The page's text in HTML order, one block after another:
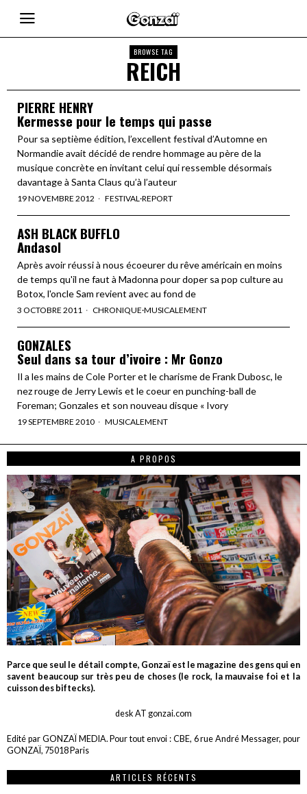
BROWSE TAG
REICH
PIERRE HENRY
Kermesse pour le temps qui passe
Pour sa septième édition, l’excellent festival d’Automne en
Normandie avait décidé de rendre hommage au père de la
musique concrète en invitant celui qui ressemble désormais
davantage à Santa Claus qu’à l’auteur
19 NOVEMBRE 2012 FESTIVAL·REPORT
ASH BLACK BUFFLO
Andasol
Après avoir réussi à nous écoeurer du rêve américain en moins
de temps qu'il ne faut à Madonna pour doper sa pop culture au
Botox, l'oncle Sam revient avec au fond de
3 OCTOBRE 2011 CHRONIQUE·MUSICALEMENT
GONZALES
Seul dans sa tour d’ivoire : Mr Gonzo
Il a les mains de Cole Porter et le charisme de Frank Dubosc, le
nez rouge de Jerry Lewis et le coeur en punching-ball de
Foreman; Gonzales et son nouveau disque « Ivory
19 SEPTEMBRE 2010 MUSICALEMENT
A PROPOS
Parce que seul le détail compte, Gonzaï est le magazine des gens qui en
savent beaucoup sur très peu de choses (le rock, la mauvaise foi et la
cuisson des biftecks).
desk AT gonzai.com
Edité par GONZAÏ MEDIA. Pour tout envoi : CBE, 6 rue André Messager, pour
GONZAÏ, 75018 Paris
ARTICLES RÉCENTS